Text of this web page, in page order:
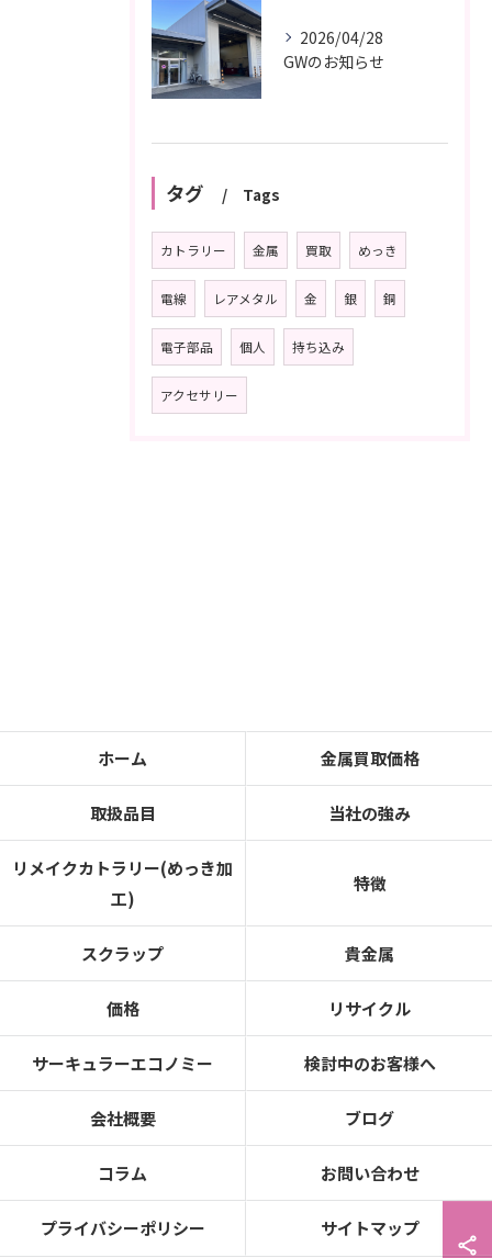
2026/04/28
GWのお知らせ
タグ Tags
カトラリー 金属 買取 めっき
電線 レアメタル 金 銀 銅
電子部品 個人 持ち込み
アクセサリー
ホーム 金属買取価格
取扱品目 当社の強み
リメイクカトラリー(めっき加
工)
特徴
スクラップ 貴金属
価格 リサイクル
サーキュラーエコノミー 検討中のお客様へ
会社概要 ブログ
コラム お問い合わせ
プライバシーポリシー サイトマップ